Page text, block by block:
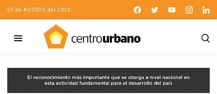
07 de AGOSTO del 2026